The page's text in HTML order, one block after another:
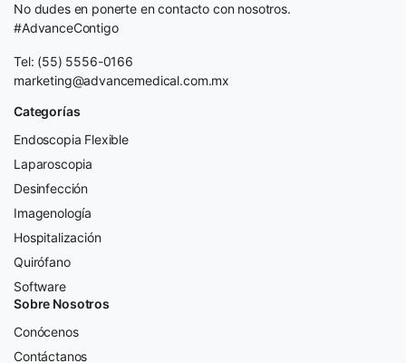
No dudes en ponerte en contacto con nosotros.
#AdvanceContigo
Tel: (55) 5556-0166
marketing@advancemedical.com.mx
Categorías
Endoscopia Flexible
Laparoscopia
Desinfección
Imagenología
Hospitalización
Quirófano
Software
Sobre Nosotros
Conócenos
Contáctanos